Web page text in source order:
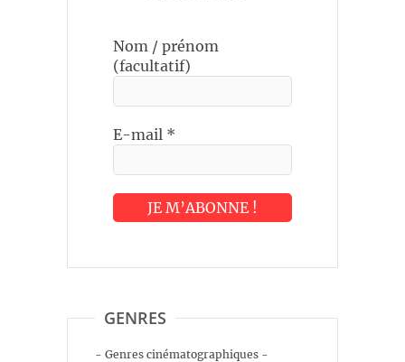
Nom / prénom
(facultatif)
E-mail *
GENRES
- Genres cinématographiques -